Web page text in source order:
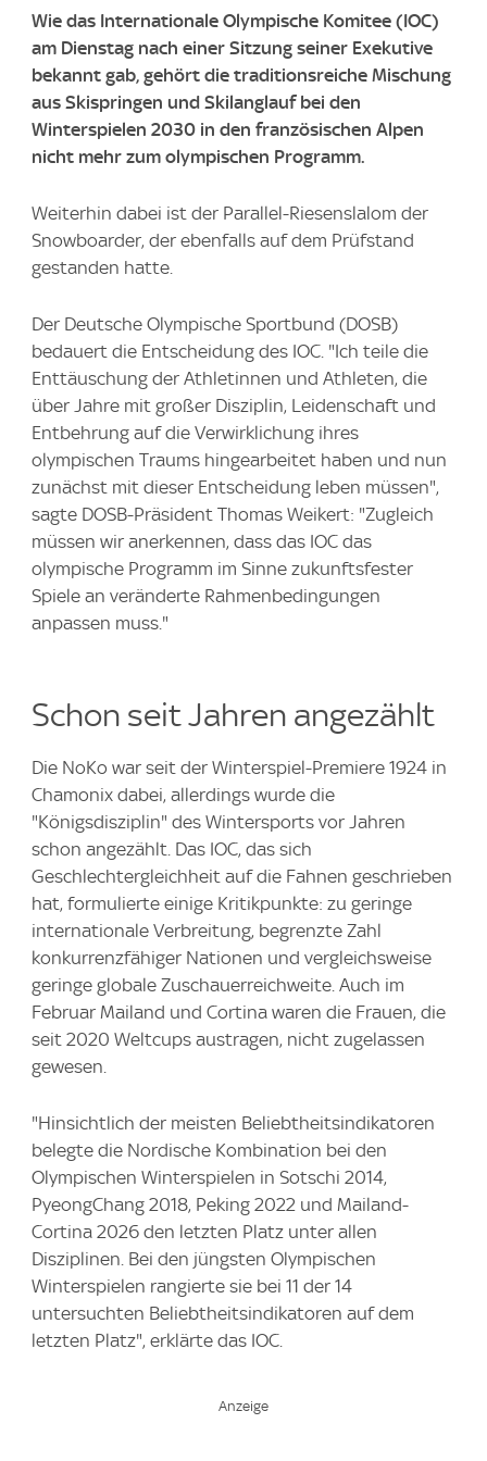
Wie das Internationale Olympische Komitee (IOC)
am Dienstag nach einer Sitzung seiner Exekutive
bekannt gab, gehört die traditionsreiche Mischung
aus Skispringen und Skilanglauf bei den
Winterspielen 2030 in den französischen Alpen
nicht mehr zum olympischen Programm.
Weiterhin dabei ist der Parallel-Riesenslalom der
Snowboarder, der ebenfalls auf dem Prüfstand
gestanden hatte.
Der Deutsche Olympische Sportbund (DOSB)
bedauert die Entscheidung des IOC. "Ich teile die
Enttäuschung der Athletinnen und Athleten, die
über Jahre mit großer Disziplin, Leidenschaft und
Entbehrung auf die Verwirklichung ihres
olympischen Traums hingearbeitet haben und nun
zunächst mit dieser Entscheidung leben müssen",
sagte DOSB-Präsident Thomas Weikert: "Zugleich
müssen wir anerkennen, dass das IOC das
olympische Programm im Sinne zukunftsfester
Spiele an veränderte Rahmenbedingungen
anpassen muss."
Schon seit Jahren angezählt
Die NoKo war seit der Winterspiel-Premiere 1924 in
Chamonix dabei, allerdings wurde die
"Königsdisziplin" des Wintersports vor Jahren
schon angezählt. Das IOC, das sich
Geschlechtergleichheit auf die Fahnen geschrieben
hat, formulierte einige Kritikpunkte: zu geringe
internationale Verbreitung, begrenzte Zahl
konkurrenzfähiger Nationen und vergleichsweise
geringe globale Zuschauerreichweite. Auch im
Februar Mailand und Cortina waren die Frauen, die
seit 2020 Weltcups austragen, nicht zugelassen
gewesen.
"Hinsichtlich der meisten Beliebtheitsindikatoren
belegte die Nordische Kombination bei den
Olympischen Winterspielen in Sotschi 2014,
PyeongChang 2018, Peking 2022 und Mailand-
Cortina 2026 den letzten Platz unter allen
Disziplinen. Bei den jüngsten Olympischen
Winterspielen rangierte sie bei 11 der 14
untersuchten Beliebtheitsindikatoren auf dem
letzten Platz", erklärte das IOC.